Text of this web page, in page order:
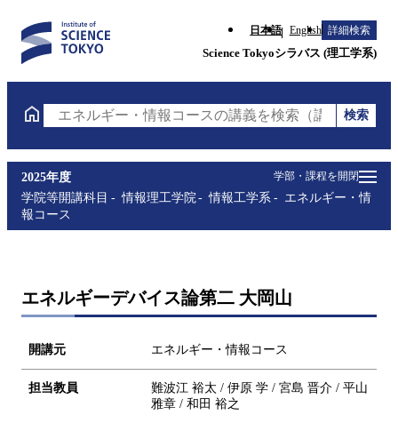
日本語 English 詳細検索
Science Tokyoシラバス (理工学系)
エネルギー・情報コースの講義を検索（講義名・科
検索
学部・課程を開閉
2025年度
学院等開講科目
情報理工学院 情報工学系
エネルギー・情
報コース
エネルギーデバイス論第二 大岡山
開講元 エネルギー・情報コース
担当教員
難波江 裕太 / 伊原 学 / 宮島 晋介 / 平山
雅章 / 和田 裕之